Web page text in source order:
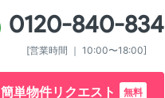
0120-840-834
[営業時間 ｜ 10:00〜18:00]
簡単物件リクエスト 無料